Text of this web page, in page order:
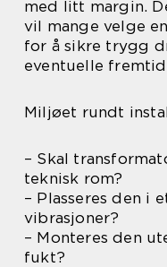
med litt margin.
vil mange velge
for å sikre trygg
eventuelle
Miljøet rundt
– Skal
teknisk rom?
– Plasseres den i
vibrasjoner?
– Monteres den
fukt?